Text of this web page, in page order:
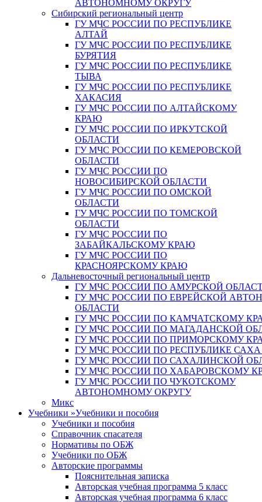
АВТОНОМНОМУ ОКРУГУ
Сибирский региональный центр
ГУ МЧС РОССИИ ПО РЕСПУБЛИКЕ
АЛТАЙ
ГУ МЧС РОССИИ ПО РЕСПУБЛИКЕ
БУРЯТИЯ
ГУ МЧС РОССИИ ПО РЕСПУБЛИКЕ
ТЫВА
ГУ МЧС РОССИИ ПО РЕСПУБЛИКЕ
ХАКАСИЯ
ГУ МЧС РОССИИ ПО АЛТАЙСКОМУ
КРАЮ
ГУ МЧС РОССИИ ПО ИРКУТСКОЙ
ОБЛАСТИ
ГУ МЧС РОССИИ ПО КЕМЕРОВСКОЙ
ОБЛАСТИ
ГУ МЧС РОССИИ ПО
НОВОСИБИРСКОЙ ОБЛАСТИ
ГУ МЧС РОССИИ ПО ОМСКОЙ
ОБЛАСТИ
ГУ МЧС РОССИИ ПО ТОМСКОЙ
ОБЛАСТИ
ГУ МЧС РОССИИ ПО
ЗАБАЙКАЛЬСКОМУ КРАЮ
ГУ МЧС РОССИИ ПО
КРАСНОЯРСКОМУ КРАЮ
Дальневосточный региональный центр
ГУ МЧС РОССИИ ПО АМУРСКОЙ
ГУ МЧС РОССИИ ПО ЕВРЕЙСКОЙ
ОБЛАСТИ
ГУ МЧС РОССИИ ПО КАМЧАТСКОМУ
ГУ МЧС РОССИИ ПО МАГАДАНСКОЙ
ГУ МЧС РОССИИ ПО ПРИМОРСКОМУ
ГУ МЧС РОССИИ ПО РЕСПУБЛИКЕ
ГУ МЧС РОССИИ ПО САХАЛИНСКОЙ
ГУ МЧС РОССИИ ПО ХАБАРОВСКОМУ
ГУ МЧС РОССИИ ПО ЧУКОТСКОМУ
АВТОНОМНОМУ ОКРУГУ
Микс
Учебники »Учебники и пособия
Учебники и пособия
Справочник спасателя
Нормативы по ОБЖ
Учебники по ОБЖ
Авторские программы
Пояснительная записка
Авторская учебная программа 5 класс
Авторская учебная программа 6 класс